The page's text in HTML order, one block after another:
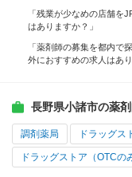
「残業が少なめの店舗を
はありますか？」
「薬剤師の募集を都内で
外におすすめの求人はあ
長野県小諸市の薬
調剤薬局 ドラッグス
ドラッグストア（OTCの